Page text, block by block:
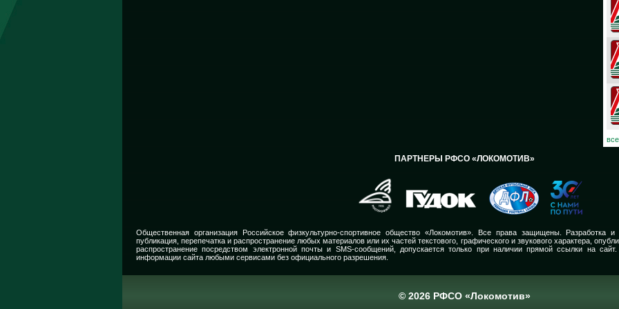
29
ПАРТНЕРЫ РФСО «ЛОКОМОТИВ»
Общественная организация Российское физкультурно-спортивное общество «Локомотив». Все права защищены. Разработка
публикация, перепечатка и распространение любых материалов или их частей текстового, графического и звукового характера,
распространение посредством электронной почты и SMS-сообщений, допускается только при наличии прямой ссылки на
информации сайта любыми сервисами без официального разрешения.
© 2026 РФСО «Локомотив»